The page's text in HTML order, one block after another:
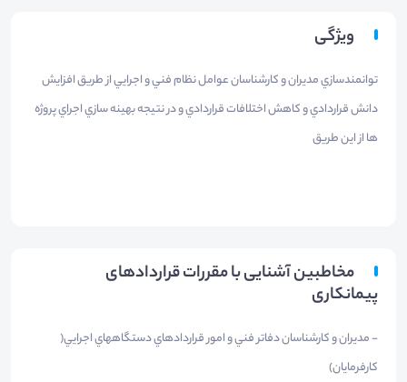
ویژگی
​توانمندسازي مديران و كارشناسان عوامل نظام فني و اجرايي از طريق افزايش
دانش قراردادي و كاهش اختلافات قراردادي و در نتيجه بهينه سازي اجراي پروژه
ها از اين طريق ​
مخاطبین آشنایی با مقررات قراردادهای
پیمانکاری
- مديران و كارشناسان دفاتر فني و امور قراردادهاي دستگاههاي اجرايي(
كارفرمايان)